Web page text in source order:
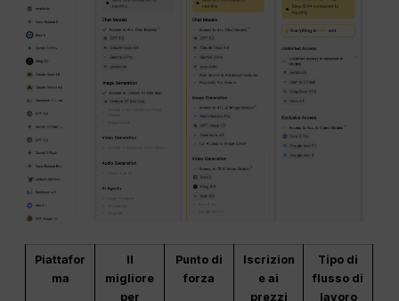
Piattafor
ma
Il
migliore
per
Punto di
forza
Iscrizion
e ai
prezzi
Tipo di
flusso di
lavoro